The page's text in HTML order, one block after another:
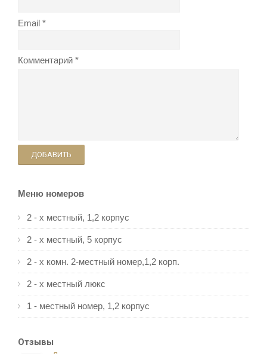
Email
Комментарий
ДОБАВИТЬ
Меню номеров
2 - х местный, 1,2 корпус
2 - х местный, 5 корпус
2 - х комн. 2-местный номер,1,2 корп.
2 - х местный люкс
1 - местный номер, 1,2 корпус
Отзывы